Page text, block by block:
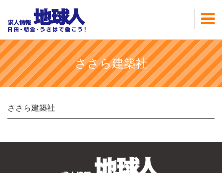
ささら建築社
ささら建築社